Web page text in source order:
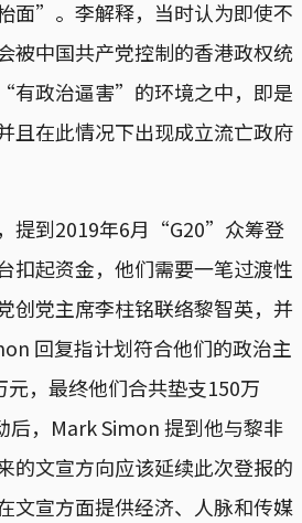
面”。李解释，当时认为即使不
被中国共产党控制的香港政权统
政治逼害”的环境之中，即是
在此情况下出现成立流亡政府
提到2019年6月“G20”众筹登
扣起资金，他们需要一笔过渡性
创党主席李柱铭联络黎智英，并
回复指计划符合他们的政治主
，最终他们合共垫支150万
，Mark Simon 提到他与黎非
的文宣方向应该延续此次登报的
文宣方面提供经济、人脉和传媒